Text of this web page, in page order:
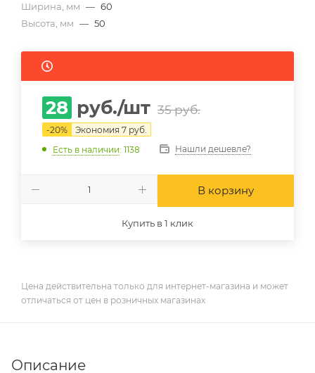
Ширина, мм — 60
Высота, мм — 50
28 руб./шт 35руб.
-20% Экономия 7 руб.
Есть в наличии: 1138 Нашли дешевле?
В корзину
Купить в 1 клик
Цена действительна только для интернет-магазина и может
отличаться от цен в розничных магазинах
Описание